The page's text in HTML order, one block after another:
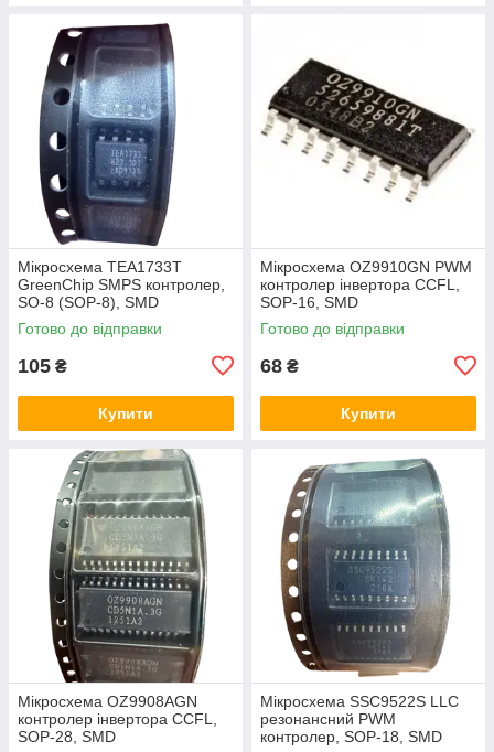
Мікросхема TEA1733T
GreenChip SMPS контролер,
SO-8 (SOP-8), SMD
Готово до відправки
105 ₴
Купити
Мікросхема OZ9910GN PWM
контролер інвертора CCFL,
SOP-16, SMD
Готово до відправки
68 ₴
Купити
Мікросхема OZ9908AGN
контролер інвертора CCFL,
SOP-28, SMD
Мікросхема SSC9522S LLC
резонансний PWM
контролер, SOP-18, SMD